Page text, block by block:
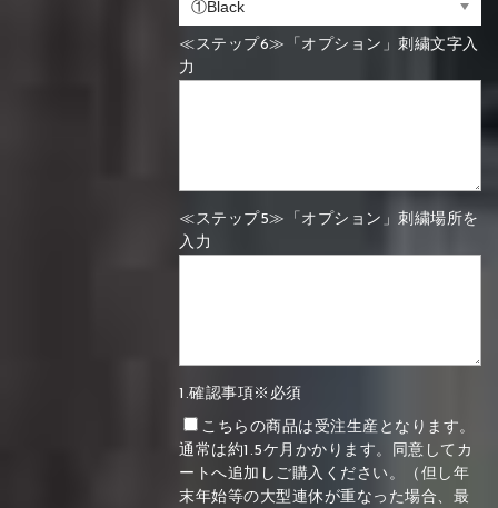
≪ステップ6≫「オプション」刺繍文字入
力
≪ステップ5≫「オプション」刺繍場所を
入力
1.確認事項※必須
こちらの商品は受注生産となります。
通常は約1.5ケ月かかります。同意してカ
ートへ追加しご購入ください。（但し年
末年始等の大型連休が重なった場合、最